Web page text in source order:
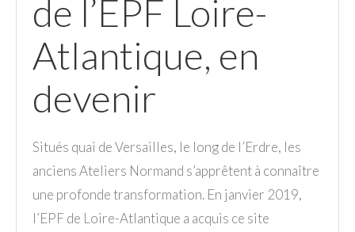
de l’EPF Loire-
Atlantique, en
devenir
Situés quai de Versailles, le long de l’Erdre, les
anciens Ateliers Normand s’apprêtent à connaître
une profonde transformation. En janvier 2019,
l’EPF de Loire-Atlantique a acquis ce site